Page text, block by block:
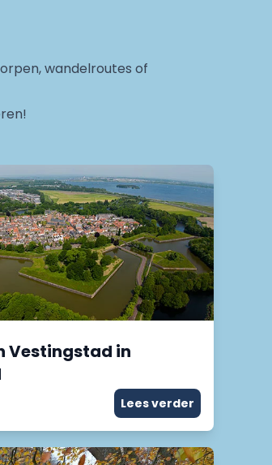
wandelroutes of
Vestingstad in
Lees verder